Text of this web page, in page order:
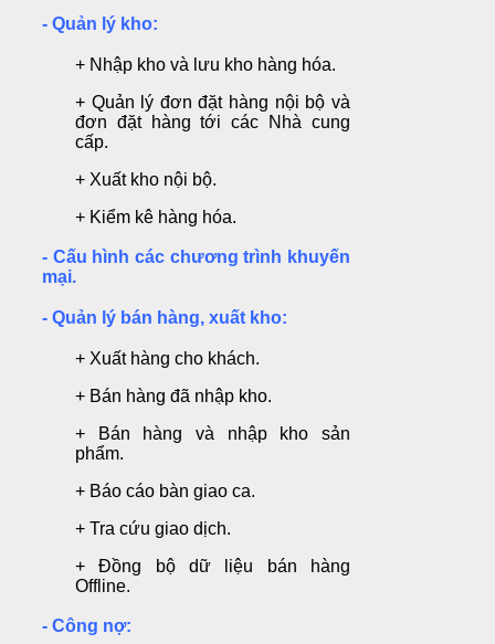
- Quản lý kho:
+ Nhập kho và lưu kho hàng hóa.
+ Quản lý đơn đặt hàng nội bộ và
đơn đặt hàng tới các Nhà cung
cấp.
+ Xuất kho nội bộ.
+ Kiểm kê hàng hóa.
- Cấu hình các chương trình khuyến
mại.
- Quản lý bán hàng, xuất kho:
+ Xuất hàng cho khách.
+ Bán hàng đã nhập kho.
+ Bán hàng và nhập kho sản
phẩm.
+ Báo cáo bàn giao ca.
+ Tra cứu giao dịch.
+ Đồng bộ dữ liệu bán hàng
Offline.
- Công nợ: